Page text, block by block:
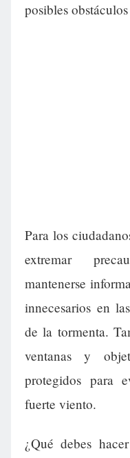
posibles
Para los
extremar
mantenerse
innecesarios en
de la tormenta.
ventanas y
protegidos para
fuerte viento.
¿Qué debes